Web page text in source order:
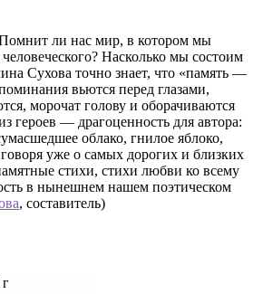
ли нас мир, в котором мы
Насколько мы состоим
Сухова точно знает, что «память —
вьются перед глазами,
морочат голову и оборачиваются
героев — драгоценность для автора:
облако, гнилое яблоко,
уже о самых дорогих и близких
стихи, стихи любви ко всему
в нынешнем нашем поэтическом
, составитель)